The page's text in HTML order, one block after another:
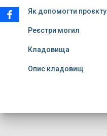
Як допомогти проєкту
Реєстри могил
Кладовища
Опис кладовищ